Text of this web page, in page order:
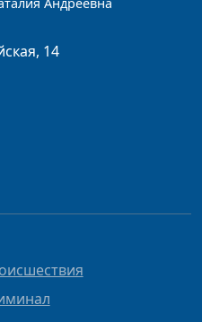
Андреевна
14